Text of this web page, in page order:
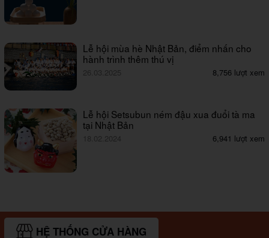
Lễ hội mùa hè Nhật Bản, điểm nhấn cho
hành trình thêm thú vị
26.03.2025 8,756 lượt xem
Lễ hội Setsubun ném đậu xua đuổi tà ma
tại Nhật Bản
18.02.2024 6,941 lượt xem
HỆ THỐNG CỬA HÀNG